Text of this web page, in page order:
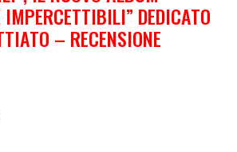
DEDICATO
– RECENSIONE